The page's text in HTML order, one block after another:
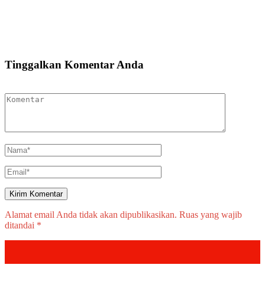
Tinggalkan Komentar Anda
Alamat email Anda tidak akan dipublikasikan. Ruas yang wajib
ditandai *